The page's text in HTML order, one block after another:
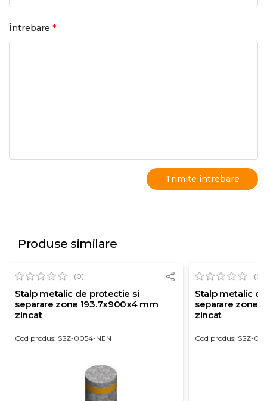
Întrebare *
Produse similare
(0)
Stalp metalic de protectie si
separare zone 193.7x900x4 mm
zincat
Cod produs: SSZ-0054-NEN
(0)
Stalp metalic
separare zone
zincat
Cod produs: SSZ-